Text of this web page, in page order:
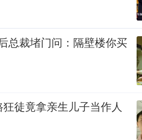
总裁堵门问：隔壁楼你买
徒竟拿亲生儿子当作人